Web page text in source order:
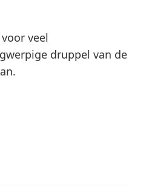
veel
druppel van de